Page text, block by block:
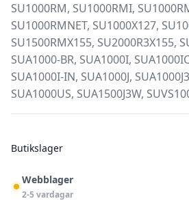
SU1000RM, SU1000RMI,
SU1000RMNET, SU1000X127,
SU1500RMX155, SU2000R3X155,
SUA1000-BR, SUA1000I,
SUA1000I-IN, SUA1000J,
SUA1000US, SUA1500J3W,
Butikslager
Webblager
2-5 vardagar